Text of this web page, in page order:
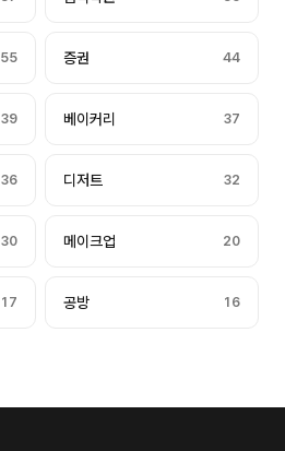
55 증권 44
39 베이커리 37
36 디저트 32
30 메이크업 20
17 공방 16